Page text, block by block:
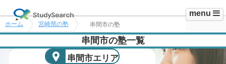
menu
ホーム 宮崎県の塾 串間市の塾
串間市の塾一覧
串間市エリア